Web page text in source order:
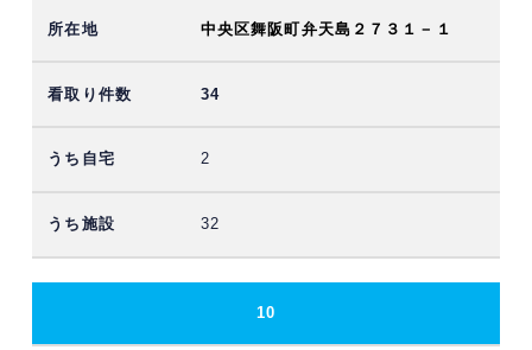
中央区舞阪町弁天島２７３１－１
34
2
32
10